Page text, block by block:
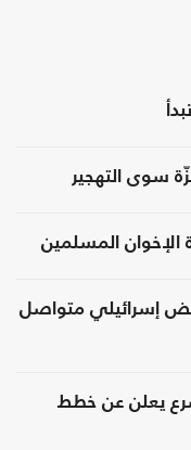
سوى التهجير
الإخوان المسلمين
إسرائيلي متواصل
يعلن عن خطط